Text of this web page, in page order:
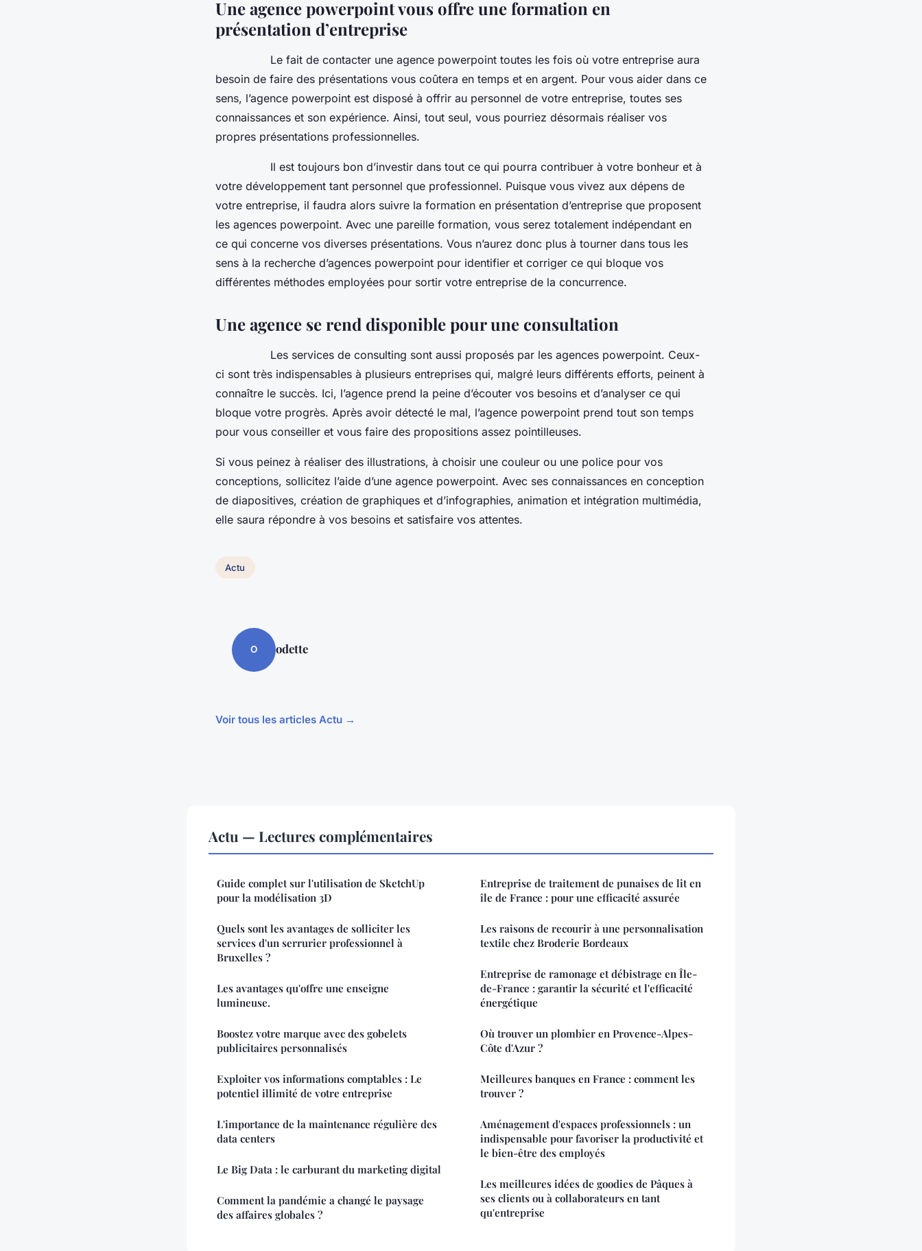
Une agence powerpoint vous offre une formation en
présentation d’entreprise
Le fait de contacter une agence powerpoint toutes les fois où votre entreprise aura
besoin de faire des présentations vous coûtera en temps et en argent. Pour vous aider dans ce
sens, l’agence powerpoint est disposé à offrir au personnel de votre entreprise, toutes ses
connaissances et son expérience. Ainsi, tout seul, vous pourriez désormais réaliser vos
propres présentations professionnelles.
Il est toujours bon d’investir dans tout ce qui pourra contribuer à votre bonheur et à
votre développement tant personnel que professionnel. Puisque vous vivez aux dépens de
votre entreprise, il faudra alors suivre la formation en présentation d’entreprise que proposent
les agences powerpoint. Avec une pareille formation, vous serez totalement indépendant en
ce qui concerne vos diverses présentations. Vous n’aurez donc plus à tourner dans tous les
sens à la recherche d’agences powerpoint pour identifier et corriger ce qui bloque vos
différentes méthodes employées pour sortir votre entreprise de la concurrence.
Une agence se rend disponible pour une consultation
Les services de consulting sont aussi proposés par les agences powerpoint. Ceux-
ci sont très indispensables à plusieurs entreprises qui, malgré leurs différents efforts, peinent à
connaître le succès. Ici, l’agence prend la peine d’écouter vos besoins et d’analyser ce qui
bloque votre progrès. Après avoir détecté le mal, l’agence powerpoint prend tout son temps
pour vous conseiller et vous faire des propositions assez pointilleuses.
Si vous peinez à réaliser des illustrations, à choisir une couleur ou une police pour vos
conceptions, sollicitez l’aide d’une agence powerpoint. Avec ses connaissances en conception
de diapositives, création de graphiques et d’infographies, animation et intégration multimédia,
elle saura répondre à vos besoins et satisfaire vos attentes.
Actu
O odette
Voir tous les articles Actu →
Actu — Lectures complémentaires
Guide complet sur l'utilisation de SketchUp
pour la modélisation 3D
Quels sont les avantages de solliciter les
services d'un serrurier professionnel à
Bruxelles ?
Les avantages qu'offre une enseigne
lumineuse.
Boostez votre marque avec des gobelets
publicitaires personnalisés
Exploiter vos informations comptables : Le
potentiel illimité de votre entreprise
L'importance de la maintenance régulière des
data centers
Le Big Data : le carburant du marketing digital
Comment la pandémie a changé le paysage
des affaires globales ?
Entreprise de traitement de punaises de lit en
île de France : pour une efficacité assurée
Les raisons de recourir à une personnalisation
textile chez Broderie Bordeaux
Entreprise de ramonage et débistrage en Île-
de-France : garantir la sécurité et l'efficacité
énergétique
Où trouver un plombier en Provence-Alpes-
Côte d'Azur ?
Meilleures banques en France : comment les
trouver ?
Aménagement d'espaces professionnels : un
indispensable pour favoriser la productivité et
le bien-être des employés
Les meilleures idées de goodies de Pâques à
ses clients ou à collaborateurs en tant
qu'entreprise